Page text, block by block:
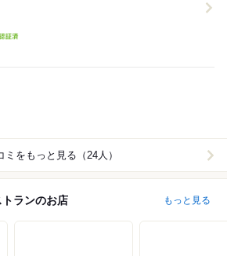
ミをもっと見る（24人）
ランのお店 もっと見る